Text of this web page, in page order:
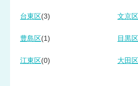
台東区 (3) 文京区
豊島区 (1) 目黒区
江東区 (0) 大田区